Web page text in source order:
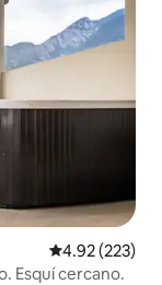
Calificación
4.92 (223)
Esquí cercano.